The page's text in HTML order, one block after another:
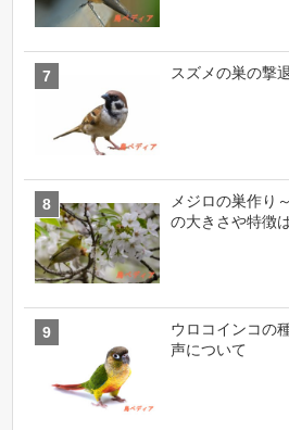
スズメの巣の撃
メジロの巣作り
の大きさや特徴
ウロコインコの
声について